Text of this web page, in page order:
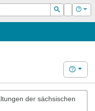
Suchen
Login Hilfe
Hilfe
der sächsischen